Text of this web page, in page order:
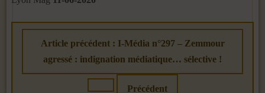
Article précédent : I-Média n°297 – Zemmour
agressé : indignation médiatique… sélective !
Précédent